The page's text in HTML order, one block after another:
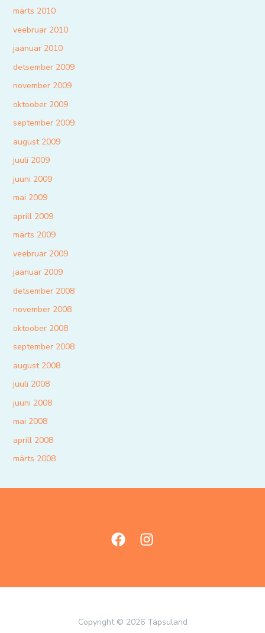
märts 2010
veebruar 2010
jaanuar 2010
detsember 2009
november 2009
oktoober 2009
september 2009
august 2009
juuli 2009
juuni 2009
mai 2009
aprill 2009
märts 2009
veebruar 2009
jaanuar 2009
detsember 2008
november 2008
oktoober 2008
september 2008
august 2008
juuli 2008
juuni 2008
mai 2008
aprill 2008
märts 2008
Copyright © 2026 Täpsuland